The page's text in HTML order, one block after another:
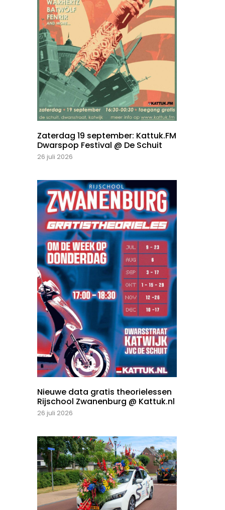
Zaterdag 19 september: Kattuk.FM
Dwarspop Festival @ De Schuit
26 juli 2026
Nieuwe data gratis theorielessen
Rijschool Zwanenburg @ Kattuk.nl
26 juli 2026